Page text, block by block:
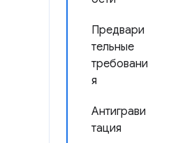
Предвари
тельные
требовани
я
Антиграви
тация